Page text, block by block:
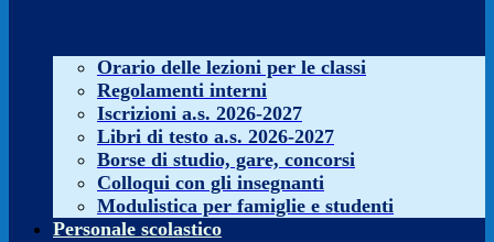
Orario delle lezioni per le classi
Regolamenti interni
Iscrizioni a.s. 2026-2027
Libri di testo a.s. 2026-2027
Borse di studio, gare, concorsi
Colloqui con gli insegnanti
Modulistica per famiglie e studenti
Personale scolastico